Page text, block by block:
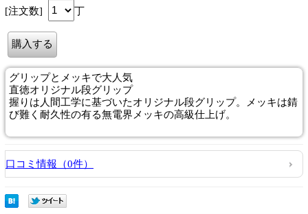
[注文数]
丁
グリップとメッキで大人気
直徳オリジナル段グリップ
握りは人間工学に基づいたオリジナル段グリップ。メッキは錆
び難く耐久性の有る無電界メッキの高級仕上げ。
口コミ情報（0件）